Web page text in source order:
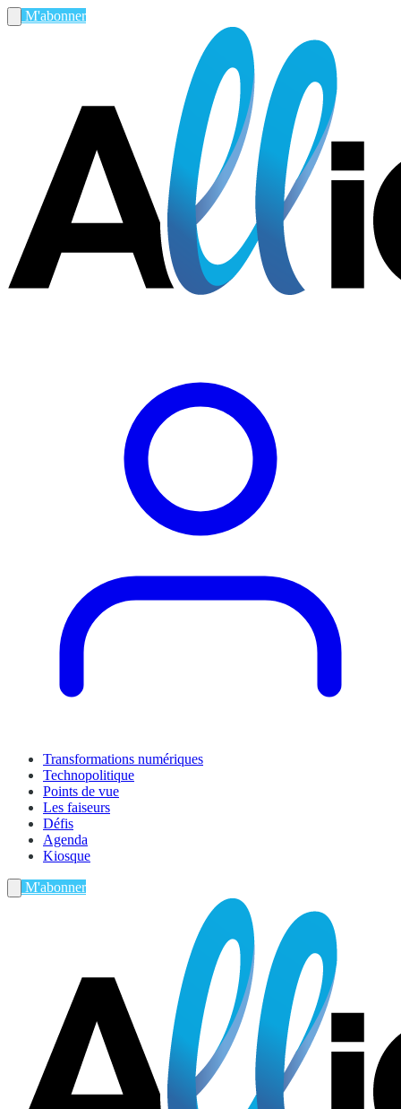
M'abonner
Transformations numériques
Technopolitique
Points de vue
Les faiseurs
Défis
Agenda
Kiosque
M'abonner